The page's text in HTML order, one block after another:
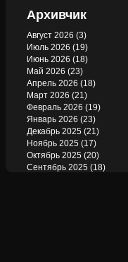
Архивчик
Август 2026 (3)
Июль 2026 (19)
Июнь 2026 (18)
Май 2026 (23)
Апрель 2026 (18)
Март 2026 (21)
Февраль 2026 (19)
Январь 2026 (23)
Декабрь 2025 (21)
Ноябрь 2025 (17)
Октябрь 2025 (20)
Сентябрь 2025 (18)